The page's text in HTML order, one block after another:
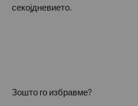
Зошто го избравме?